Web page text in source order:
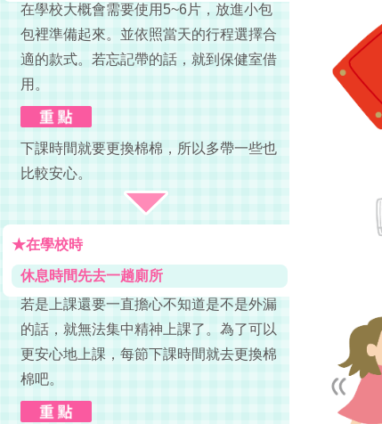
在學校大概會需要使用5~6片，放進小包
包裡準備起來。並依照當天的行程選擇合
適的款式。若忘記帶的話，就到保健室借
用。
下課時間就要更換棉棉，所以多帶一些也
比較安心。
★在學校時
休息時間先去一趟廁所
若是上課還要一直擔心不知道是不是外漏
的話，就無法集中精神上課了。為了可以
更安心地上課，每節下課時間就去更換棉
棉吧。